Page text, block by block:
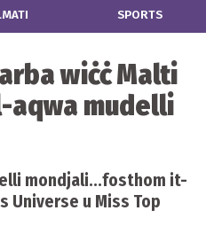
SPORTS
wiċċ Malti
mudelli
mondjali...fosthom it-
u Miss Top